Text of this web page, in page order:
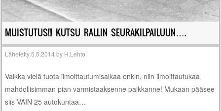
MUISTUTUS!!! KUTSU RALLIN SEURAKILPAILUUN….
Lähetetty5.5.2014 by H.Lehto
Vaikka vielä tuota ilmoittautumisaikaa onkin, niin ilmoittautukaa
mahdollisimman pian varmistaaksenne paikkanne! Mukaan pääsee
siis VAIN 25 autokuntaa…